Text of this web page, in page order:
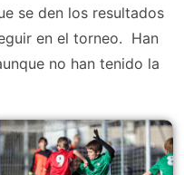
se den los resultados
en el torneo. Han
no han tenido la